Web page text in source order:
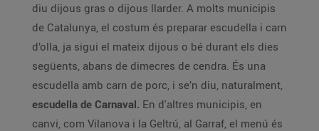
diu dijous gras o dijous llarder. A molts municipis
de Catalunya, el costum és preparar escudella i carn
d’olla, ja sigui el mateix dijous o bé durant els dies
següents, abans de dimecres de cendra. És una
escudella amb carn de porc, i se’n diu, naturalment,
escudella de Carnaval. En d'altres municipis, en
canvi, com Vilanova i la Geltrú, al Garraf, el menú és